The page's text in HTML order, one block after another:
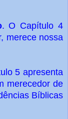
. O Capítulo 4
merece nossa
5 apresenta
merecedor de
Bíblicas